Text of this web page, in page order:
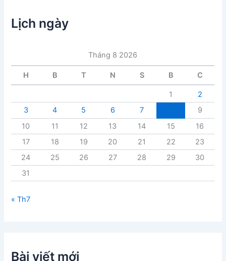
c
b
i
Lịch ngày
Tháng 8 2026
H B T N S B C
1
2
3
4 5 6 7
9
10
11 12 13 14 15
16
17
18 19 20 21 22
23
24
25 26 27 28 29
30
31
« Th7
Bài viết mới